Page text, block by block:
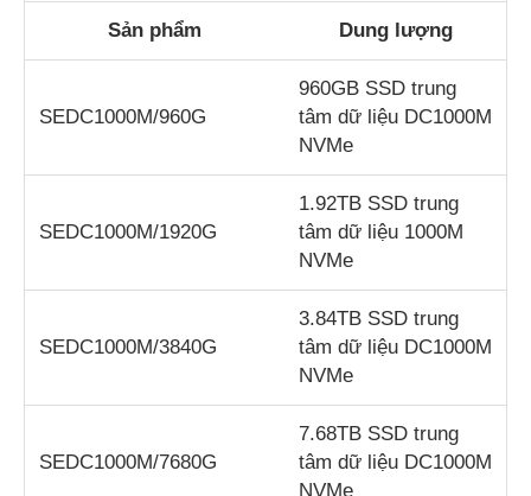
Sản phẩm Dung lượng
SEDC1000M/960G
960GB SSD trung
tâm dữ liệu DC1000M
NVMe
SEDC1000M/1920G
1.92TB SSD trung
tâm dữ liệu 1000M
NVMe
SEDC1000M/3840G
3.84TB SSD trung
tâm dữ liệu DC1000M
NVMe
SEDC1000M/7680G
7.68TB SSD trung
tâm dữ liệu DC1000M
NVMe